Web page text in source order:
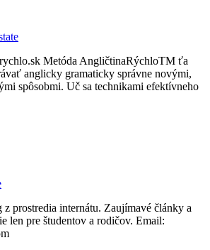
Metóda AngličtinaRýchloTM ťa
anglicky gramaticky správne novými,
spôsobmi. Uč sa technikami efektívneho
prostredia internátu. Zaujímavé články a
len pre študentov a rodičov. Email: